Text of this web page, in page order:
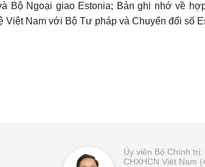
Bộ Ngoại giao Estonia; Bản ghi nhớ về
Việt Nam với Bộ Tư pháp và Chuyển đổi số
Ủy viên Bộ Chính
CHXHCN Việt Nam